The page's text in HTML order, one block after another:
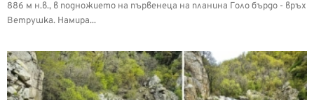
886 м н.в., в подножието на първенеца на планина Голо бърдо - връх
Ветрушка. Намира...